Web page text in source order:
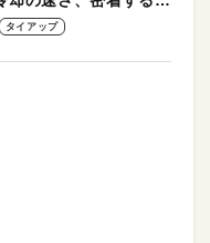
な操作性がグッド！
タイアップ